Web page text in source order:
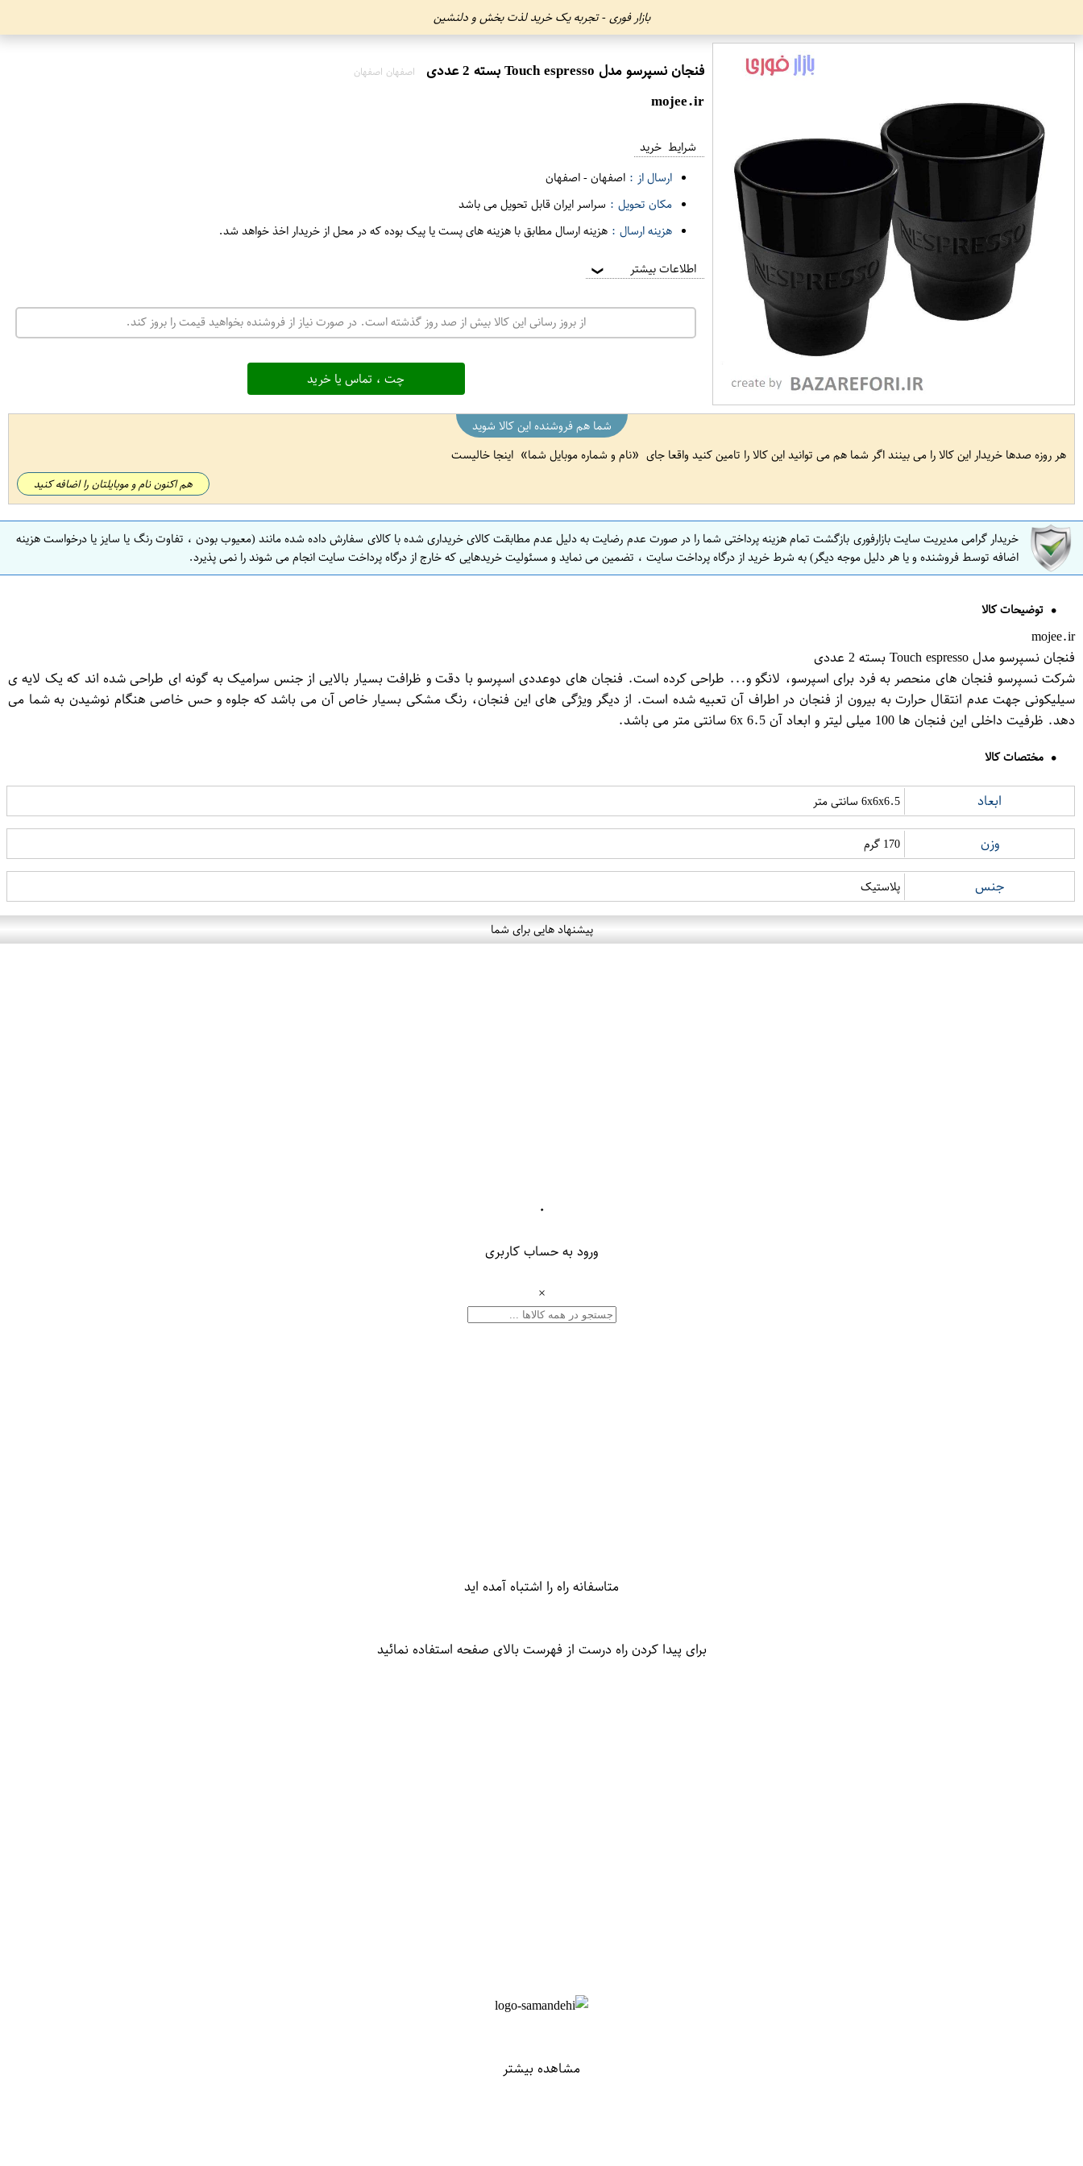
بازار فوری - تجربه یک خرید لذت بخش و دلنشین
فنجان نسپرسو مدل Touch espresso بسته 2 عددی اصفهان اصفهان
mojee.ir
شرایط خرید
ارسال از : اصفهان-اصفهان
مکان تحویل : سراسر ایران قابل تحویل می باشد
هزینه ارسال : هزینه ارسال مطابق با هزینه های پست یا پیک بوده که در محل از خریدار اخذ خواهد شد.
اطلاعات بیشتر ❯
از بروز رسانی این کالا بیش از صد روز گذشته است. در صورت نیاز از فروشنده بخواهید قیمت را بروز کند.
چت ، تماس یا خرید
شما هم فروشنده این کالا شوید
هر روزه صدها خریدار این کالا را می بینند اگر شما هم می توانید این کالا را تامین کنید واقعا جای
نام و شماره موبایل شما اینجا خالیست
هم اکنون نام و موبایلتان را اضافه کنید
خریدار گرامی مدیریت سایت بازارفوری بازگشت تمام هزینه پرداختی شما را در صورت عدم رضایت به دلیل عدم مطابقت کالای خریداری شده با کالای سفارش داده شده مانند (معیوب بودن ، تفاوت رنگ یا سایز یا درخواست هزینه
اضافه توسط فروشنده و یا هر دلیل موجه دیگر) به شرط خرید از درگاه پرداخت سایت ، تضمین می نماید و مسئولیت خریدهایی که خارج از درگاه پرداخت سایت انجام می شوند را نمی پذیرد.
توضیحات کالا
mojee.ir
فنجان نسپرسو مدل Touch espresso بسته 2 عددی
شرکت نسپرسو فنجان های منحصر به فرد برای اسپرسو، لانگو و... طراحی کرده است. فنجان های دوعددی اسپرسو با دقت و ظرافت بسیار بالایی از جنس سرامیک به گونه ای طراحی شده اند که یک لایه ی
سیلیکونی جهت عدم انتقال حرارت به بیرون از فنجان در اطراف آن تعبیه شده است. از دیگر ویژگی های این فنجان، رنگ مشکی بسیار خاص آن می باشد که جلوه و حس خاصی هنگام نوشیدن به شما می
دهد. ظرفیت داخلی این فنجان ها 100 میلی لیتر و ابعاد آن 6x 6.5 سانتی متر می باشد.
مختصات کالا
ابعاد 6x6x6.5 سانتی متر
وزن 170 گرم
جنس پلاستیک
پیشنهاد هایی برای شما
۰
ورود به حساب کاربری
×
متاسفانه راه را اشتباه آمده اید
برای پیدا کردن راه درست از فهرست بالای صفحه استفاده نمائید
مشاهده بیشتر